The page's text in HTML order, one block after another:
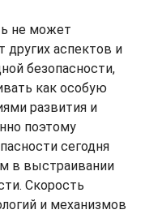
не может
других аспектов и
безопасности,
как особую
развития и
поэтому
сегодня
в выстраивании
Скорость
и механизмов